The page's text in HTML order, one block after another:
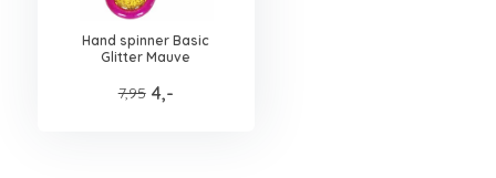
Hand spinner Basic
Glitter Mauve
7,95 4,-